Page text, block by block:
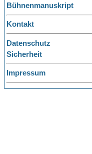
Bühnenmanuskript
Kontakt
Datenschutz
Sicherheit
Impressum